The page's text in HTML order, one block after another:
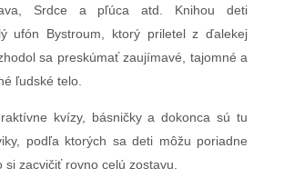
Srdce a pľúca atd. Knihou deti
ufón Bystroum, ktorý priletel z ďalekej
sa preskúmať zaujímavé, tajomné a
ľudské telo.
kvízy, básničky a dokonca sú tu
podľa ktorých sa deti môžu poriadne
si zacvičiť rovno celú zostavu.